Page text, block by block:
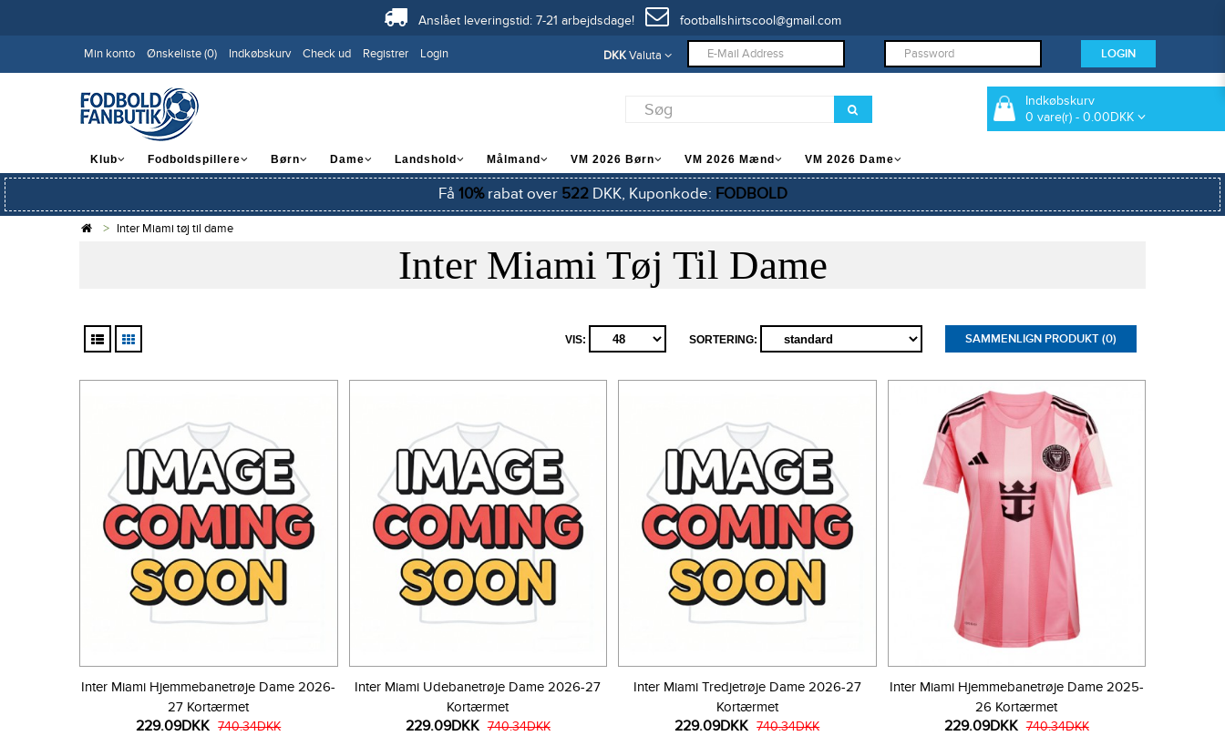
Anslået leveringstid: 7-21 arbejdsdage! footballshirtscool@gmail.com
Min konto Ønskeliste (0) Indkøbskurv Check ud Registrer Login DKKValuta
Indkøbskurv
0 vare(r) - 0.00DKK
Klub Fodboldspillere Børn Dame Landshold Målmand VM 2026 Børn VM 2026 Mænd VM 2026 Dame
Få 10%rabat over 522DKK, Kuponkode: FODBOLD
Inter Miami tøj til dame
Inter Miami Tøj Til Dame
SAMMENLIGN PRODUKT (0)
SORTERING:
VIS:
Inter Miami Hjemmebanetrøje Dame 2026-
27 Kortærmet
229.09DKK 740.34DKK
Inter Miami Udebanetrøje Dame 2026-27
Kortærmet
229.09DKK 740.34DKK
Inter Miami Tredjetrøje Dame 2026-27
Kortærmet
229.09DKK 740.34DKK
Inter Miami Hjemmebanetrøje Dame 2025-
26 Kortærmet
229.09DKK 740.34DKK